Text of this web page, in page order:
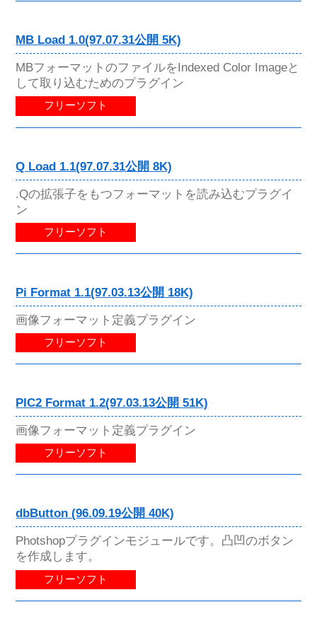
MB Load 1.0(97.07.31公開 5K)
MBフォーマットのファイルをIndexed Color Imageと
して取り込むためのプラグイン
フリーソフト
Q Load 1.1(97.07.31公開 8K)
.Qの拡張子をもつフォーマットを読み込むプラグイ
ン
フリーソフト
Pi Format 1.1(97.03.13公開 18K)
画像フォーマット定義プラグイン
フリーソフト
PIC2 Format 1.2(97.03.13公開 51K)
画像フォーマット定義プラグイン
フリーソフト
dbButton (96.09.19公開 40K)
Photshopプラグインモジュールです。凸凹のボタン
を作成します。
フリーソフト